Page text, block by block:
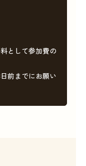
として参加費の
前までにお願い